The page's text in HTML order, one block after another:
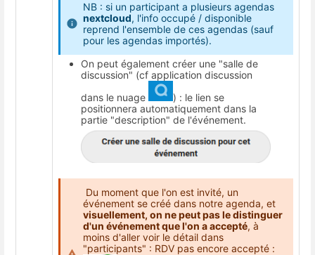
NB : si un participant a plusieurs agendas
nextcloud, l'info occupé / disponible
reprend l'ensemble de ces agendas (sauf
pour les agendas importés).
On peut également créer une "salle de
discussion" (cf application discussion
dans le nuage
) : le lien se
positionnera automatiquement dans la
partie "description" de l'événement.
Du moment que l'on est invité, un
événement se créé dans notre agenda, et
visuellement, on ne peut pas le distinguer
d'un événement que l'on a accepté, à
moins d'aller voir le détail dans
"participants" : RDV pas encore accepté :